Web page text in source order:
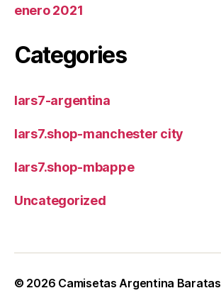
enero 2021
Categories
lars7-argentina
lars7.shop-manchester city
lars7.shop-mbappe
Uncategorized
© 2026 Camisetas Argentina Baratas